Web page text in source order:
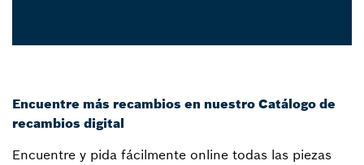
Encuentre más recambios en nuestro Catálogo de
recambios digital
Encuentre y pida fácilmente online todas las piezas